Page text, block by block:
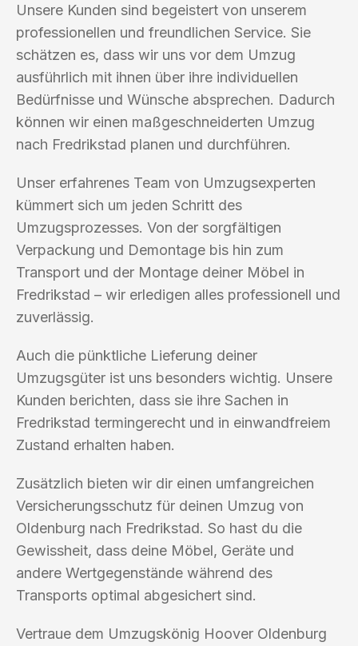
Unsere Kunden sind begeistert von unserem
professionellen und freundlichen Service. Sie
schätzen es, dass wir uns vor dem Umzug
ausführlich mit ihnen über ihre individuellen
Bedürfnisse und Wünsche absprechen. Dadurch
können wir einen maßgeschneiderten Umzug
nach Fredrikstad planen und durchführen.
Unser erfahrenes Team von Umzugsexperten
kümmert sich um jeden Schritt des
Umzugsprozesses. Von der sorgfältigen
Verpackung und Demontage bis hin zum
Transport und der Montage deiner Möbel in
Fredrikstad – wir erledigen alles professionell und
zuverlässig.
Auch die pünktliche Lieferung deiner
Umzugsgüter ist uns besonders wichtig. Unsere
Kunden berichten, dass sie ihre Sachen in
Fredrikstad termingerecht und in einwandfreiem
Zustand erhalten haben.
Zusätzlich bieten wir dir einen umfangreichen
Versicherungsschutz für deinen Umzug von
Oldenburg nach Fredrikstad. So hast du die
Gewissheit, dass deine Möbel, Geräte und
andere Wertgegenstände während des
Transports optimal abgesichert sind.
Vertraue dem Umzugskönig Hoover Oldenburg